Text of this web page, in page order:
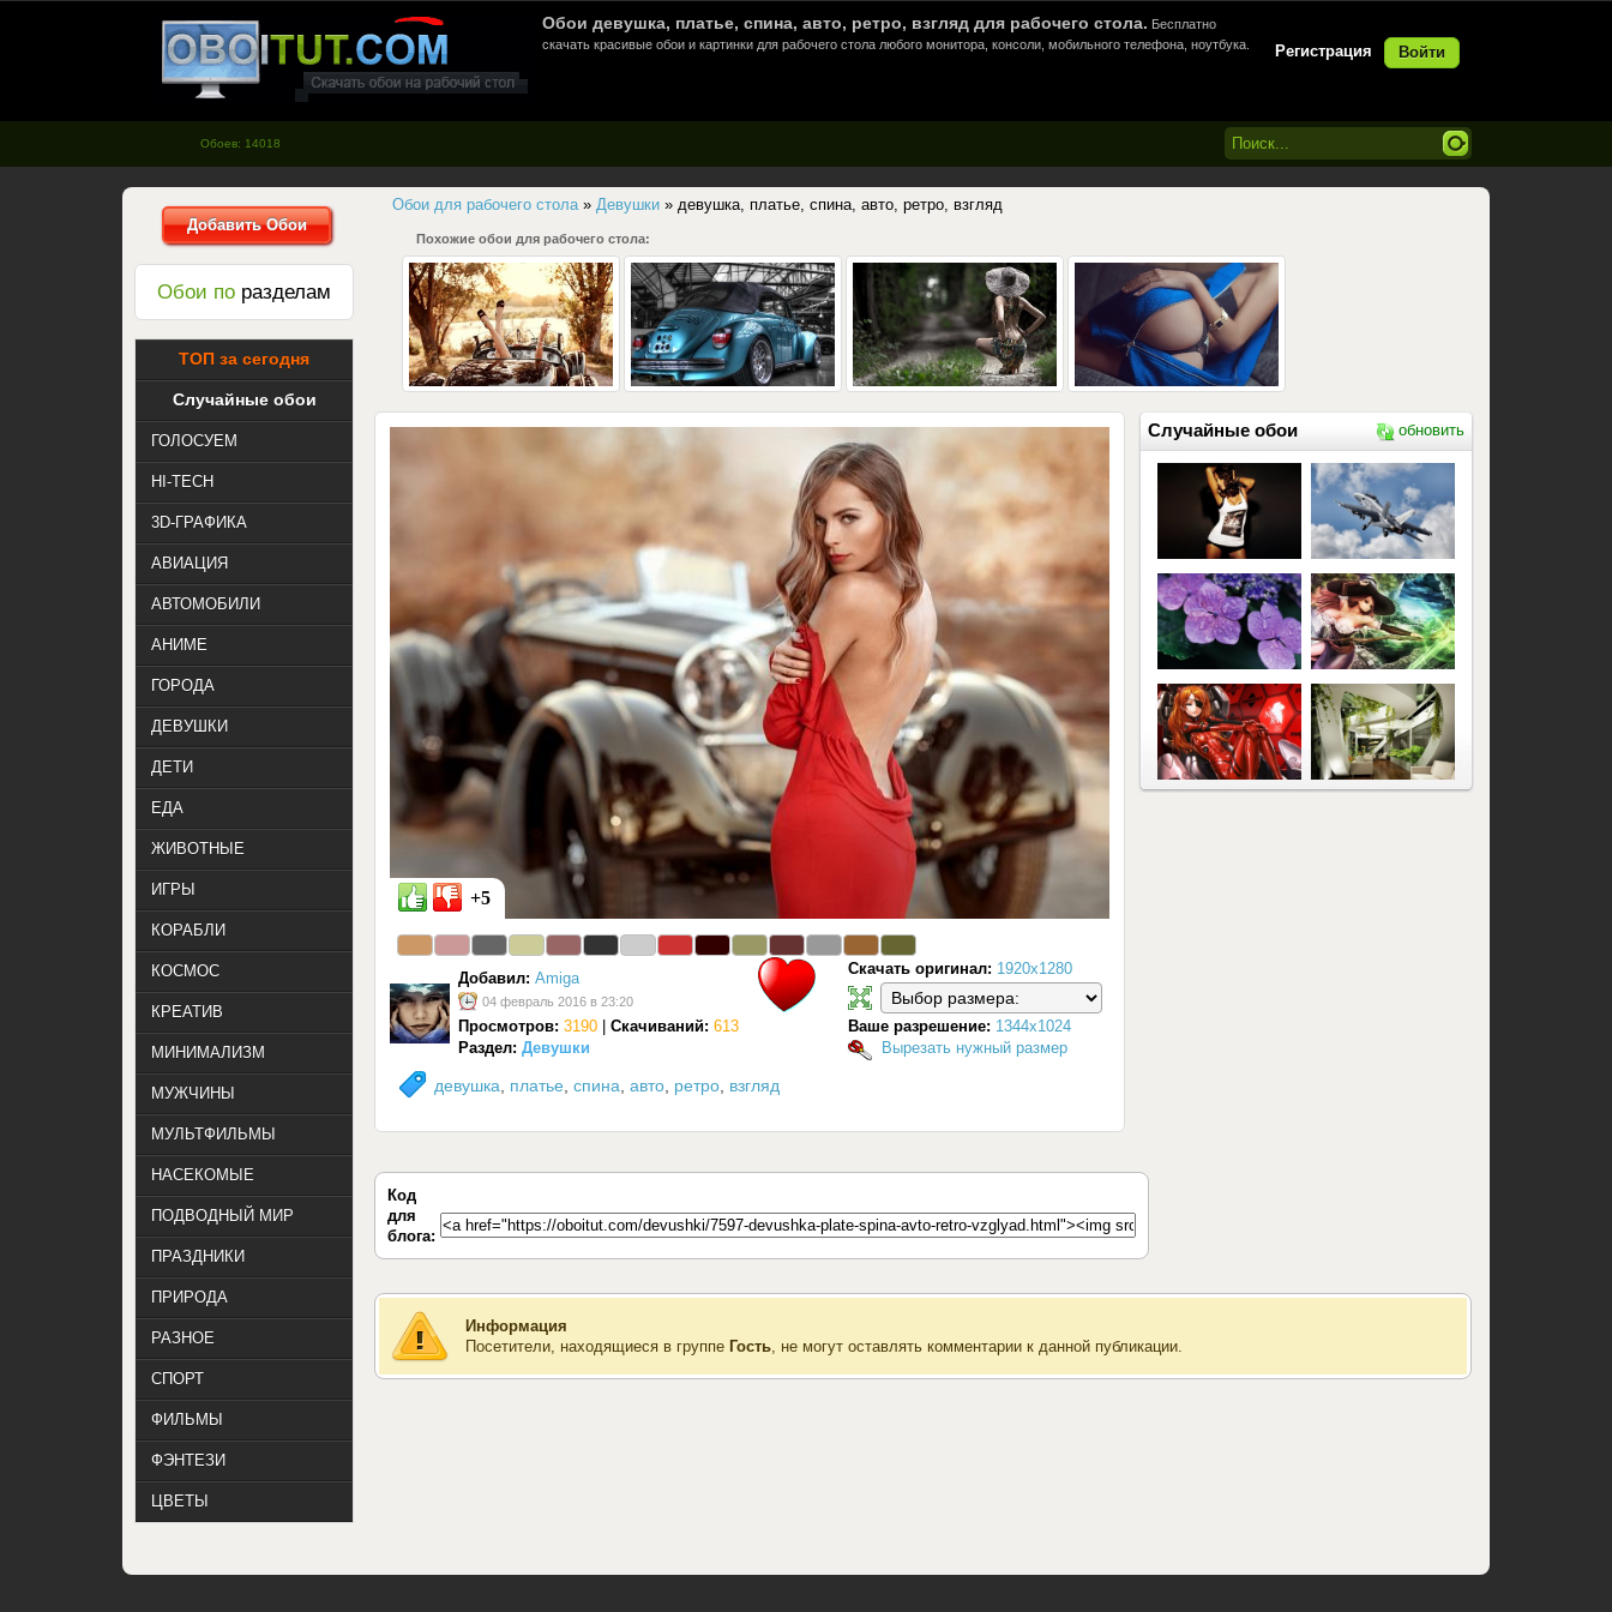
oboitut.com - Обои для рабочего
стола
Регистрация Войти
Обои девушка, платье, спина, авто, ретро, взгляд для рабочего стола. Бесплатно
скачать красивые обои и картинки для рабочего стола любого монитора, консоли, мобильного телефона, ноутбука.
Обоев: 14018
Обои для рабочего стола» Девушки » девушка, платье, спина, авто, ретро, взгляд
Похожие обои для рабочего стола:
девушка платье спина авто ретро взгляд
Добавил: Amiga
04 февраль 2016 в 23:20
Просмотров: 3190 Скачиваний: 613
+5
Скачать оригинал: 1920x1280
Ваше разрешение: 1344x1024
Вырезать нужный размер
Раздел: Девушки
Случайные обои обновить
Код
для
блога:
Информация
Посетители, находящиеся в группе Гость, не могут оставлять комментарии к данной публикации.
Добавить Обои
Обои по разделам
ТОП за сегодня
Случайные обои
ГОЛОСУЕМ
HI-TECH
3D-ГРАФИКА
АВИАЦИЯ
АВТОМОБИЛИ
АНИМЕ
ГОРОДА
ДЕВУШКИ
ДЕТИ
ЕДА
ЖИВОТНЫЕ
ИГРЫ
КОРАБЛИ
КОСМОС
КРЕАТИВ
МИНИМАЛИЗМ
МУЖЧИНЫ
МУЛЬТФИЛЬМЫ
НАСЕКОМЫЕ
ПОДВОДНЫЙ МИР
ПРАЗДНИКИ
ПРИРОДА
РАЗНОЕ
СПОРТ
ФИЛЬМЫ
ФЭНТЕЗИ
ЦВЕТЫ